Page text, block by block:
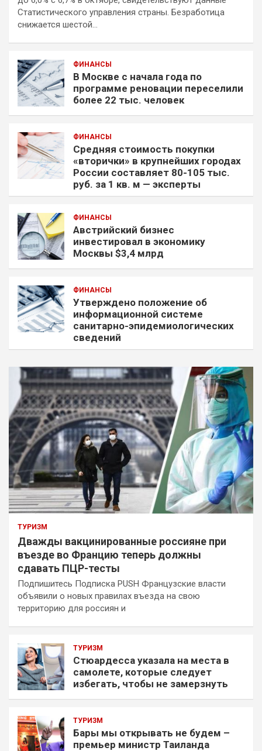
Статистического управления страны. Безработица
снижается шестой…
ФИНАНСЫ
В Москве с начала года по
программе реновации переселили
более 22 тыс. человек
ФИНАНСЫ
Средняя стоимость покупки
«вторички» в крупнейших городах
России составляет 80-105 тыс.
руб. за 1 кв. м — эксперты
ФИНАНСЫ
Австрийский бизнес
инвестировал в экономику
Москвы $3,4 млрд
ФИНАНСЫ
Утверждено положение об
информационной системе
санитарно-эпидемиологических
сведений
ТУРИЗМ
Дважды вакцинированные россияне при
въезде во Францию теперь должны
сдавать ПЦР-тесты
Подпишитесь Подписка PUSH Французские власти
объявили о новых правилах въезда на свою
территорию для россиян и
ТУРИЗМ
Стюардесса указала на места в
самолете, которые следует
избегать, чтобы не замерзнуть
ТУРИЗМ
Бары мы открывать не будем –
премьер министр Таиланда